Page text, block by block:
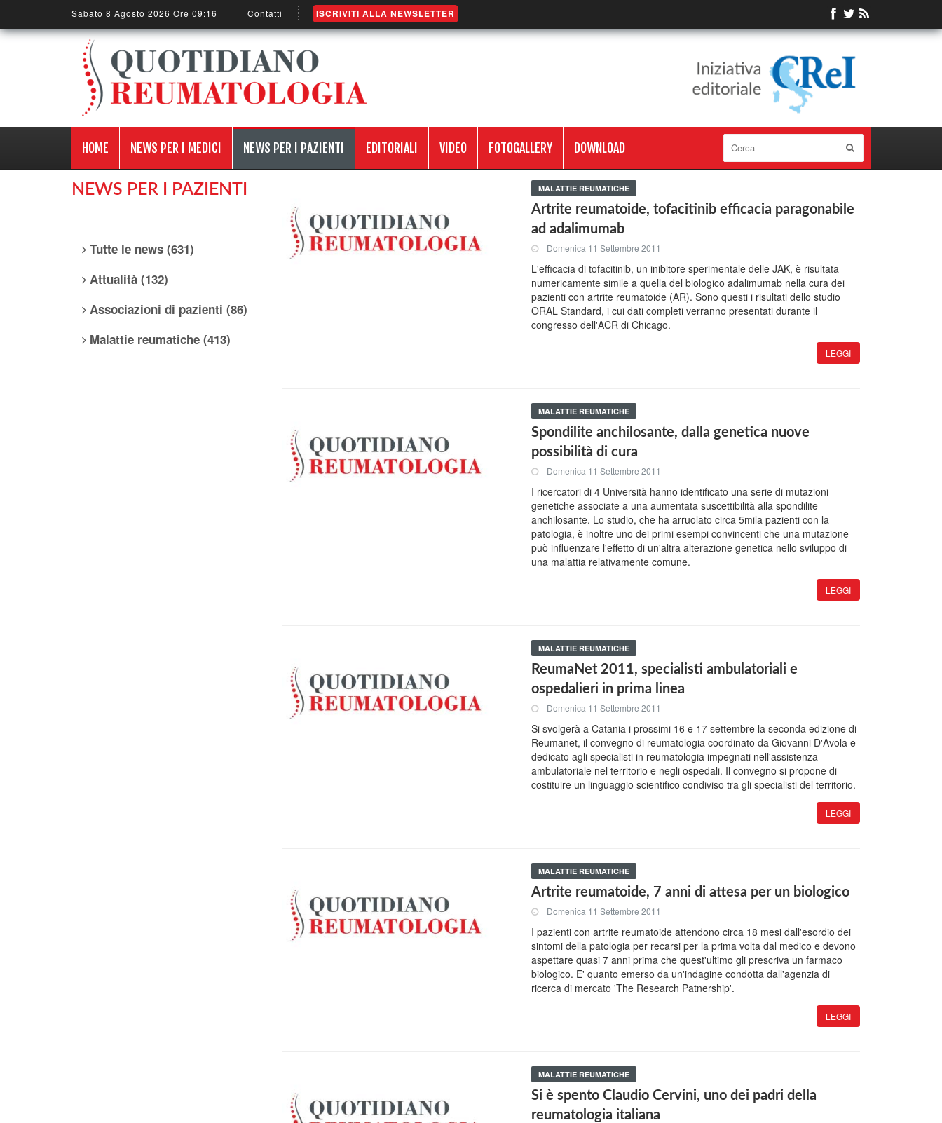
Sabato 8 Agosto 2026 Ore 09:16 Contatti ISCRIVITI ALLA NEWSLETTER
HOME NEWS PER I MEDICI NEWS PER I PAZIENTI EDITORIALI VIDEO FOTOGALLERY DOWNLOAD
NEWS PER I PAZIENTI
Tutte le news (631)
Attualità (132)
Associazioni di pazienti (86)
Malattie reumatiche (413)
MALATTIE REUMATICHE
Artrite reumatoide, tofacitinib efficacia paragonabile
ad adalimumab
Domenica 11 Settembre 2011
L'efficacia di tofacitinib, un inibitore sperimentale delle JAK, è risultata
numericamente simile a quella del biologico adalimumab nella cura dei
pazienti con artrite reumatoide (AR). Sono questi i risultati dello studio
ORAL Standard, i cui dati completi verranno presentati durante il
congresso dell'ACR di Chicago.
LEGGI
MALATTIE REUMATICHE
Spondilite anchilosante, dalla genetica nuove
possibilità di cura
Domenica 11 Settembre 2011
I ricercatori di 4 Università hanno identificato una serie di mutazioni
genetiche associate a una aumentata suscettibilità alla spondilite
anchilosante. Lo studio, che ha arruolato circa 5mila pazienti con la
patologia, è inoltre uno dei primi esempi convincenti che una mutazione
può influenzare l'effetto di un'altra alterazione genetica nello sviluppo di
una malattia relativamente comune.
LEGGI
MALATTIE REUMATICHE
ReumaNet 2011, specialisti ambulatoriali e
ospedalieri in prima linea
Domenica 11 Settembre 2011
Si svolgerà a Catania i prossimi 16 e 17 settembre la seconda edizione di
Reumanet, il convegno di reumatologia coordinato da Giovanni D'Avola e
dedicato agli specialisti in reumatologia impegnati nell'assistenza
ambulatoriale nel territorio e negli ospedali. Il convegno si propone di
costituire un linguaggio scientifico condiviso tra gli specialisti del territorio.
LEGGI
MALATTIE REUMATICHE
Artrite reumatoide, 7 anni di attesa per un biologico
Domenica 11 Settembre 2011
I pazienti con artrite reumatoide attendono circa 18 mesi dall'esordio dei
sintomi della patologia per recarsi per la prima volta dal medico e devono
aspettare quasi 7 anni prima che quest'ultimo gli prescriva un farmaco
biologico. E' quanto emerso da un'indagine condotta dall'agenzia di
ricerca di mercato 'The Research Patnership'.
LEGGI
MALATTIE REUMATICHE
Si è spento Claudio Cervini, uno dei padri della
reumatologia italiana